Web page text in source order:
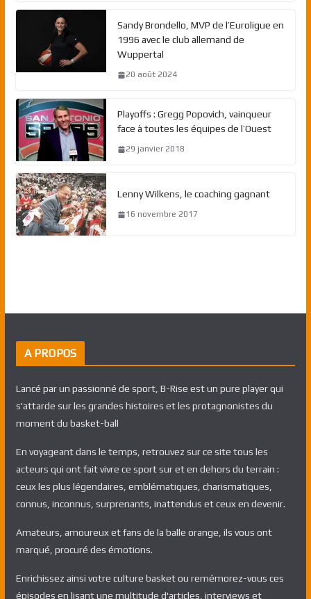
Sandy Brondello, MVP de l’Euroligue en
1996 avec le club allemand de
Wuppertal
20 août 2024
Playoffs : Gregg Popovich, vainqueur
face à toutes les équipes de l’Ouest
29 janvier 2018
Lenny Wilkens, le coaching gagnant
16 novembre 2017
A PROPOS
Lancé par un passionné de sport, B-Rise est un pure player qui
s'attarde sur les grandes histoires et les protagnonistes du
moment du basket-ball
En voyageant dans le temps, retrouvez sur ce site tous les
acteurs qui ont fait vivre ce sport sur et en dehors du terrain :
ceux les plus légendaires, emblématiques, charismatiques,
connus, inconnus, surprenants, inattendus et ceux en devenir.
Amateurs, amoureux et fans de la balle orange, ils vous ont
marqué, procuré des émotions.
Enrichissez ainsi votre culture basket ou remémorez-vous ces
épisodes en lisant une multitude d'articles, interviews et